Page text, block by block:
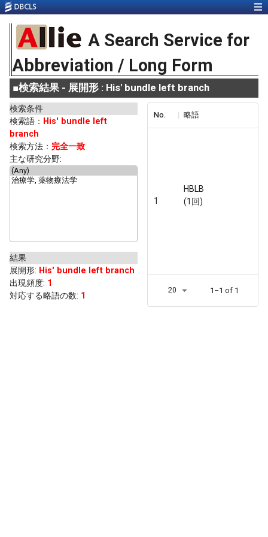
A Search Service for
Abbreviation / Long Form
■検索結果 - 展開形 : His' bundle left branch
検索条件
検索語： His' bundle left
branch
検索方法： 完全一致
主な研究分野:
結果
展開形: His' bundle left branch
出現頻度: 1
対応する略語の数: 1
No. 略語
1
HBLB
(1回)
20 1–1 of 1